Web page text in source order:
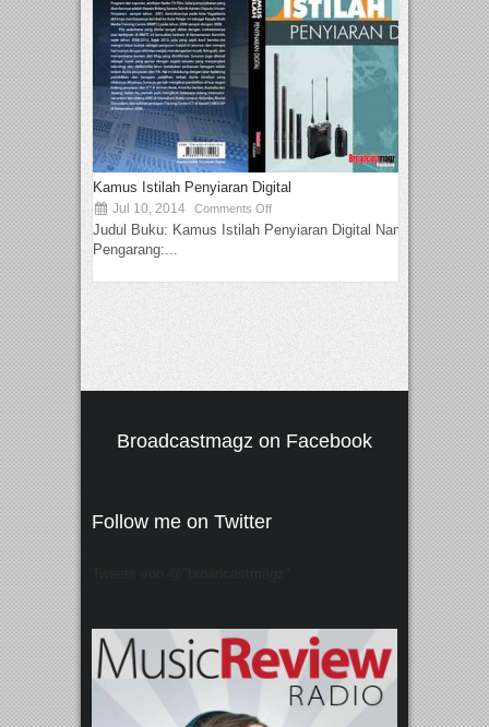
Kamus Istilah Penyiaran Digital
Jul 10, 2014 Comments Off
Judul Buku: Kamus Istilah Penyiaran Digital Nama
Pengarang:...
Broadcastmagz on Facebook
Follow me on Twitter